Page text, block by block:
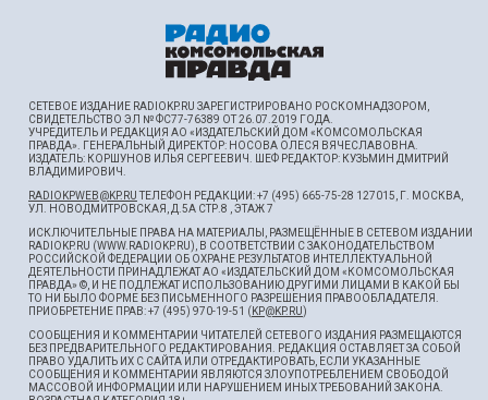
СЕТЕВОЕ ИЗДАНИЕ RADIOKP.RU ЗАРЕГИСТРИРОВАНО РОСКОМНАДЗОРОМ,
СВИДЕТЕЛЬСТВО ЭЛ № ФС77-76389 ОТ 26.07.2019 ГОДА.
УЧРЕДИТЕЛЬ И РЕДАКЦИЯ АО «ИЗДАТЕЛЬСКИЙ ДОМ «КОМСОМОЛЬСКАЯ
ПРАВДА». ГЕНЕРАЛЬНЫЙ ДИРЕКТОР: НОСОВА ОЛЕСЯ ВЯЧЕСЛАВОВНА.
ИЗДАТЕЛЬ: КОРШУНОВ ИЛЬЯ СЕРГЕЕВИЧ. ШEФ РЕДАКТОР: КУЗЬМИН ДМИТРИЙ
ВЛАДИМИРОВИЧ.
RADIOKPWEB@KP.RUТЕЛЕФОН РЕДАКЦИИ: +7 (495) 665-75-28 127015, Г. МОСКВА,
УЛ. НОВОДМИТРОВСКАЯ, Д.5А СТР.8 , ЭТАЖ 7
ИСКЛЮЧИТЕЛЬНЫЕ ПРАВА НА МАТЕРИАЛЫ, РАЗМЕЩЁННЫЕ В СЕТЕВОМ ИЗДАНИИ
RADIOKP.RU (WWW.RADIOKP.RU), В СООТВЕТСТВИИ С ЗАКОНОДАТЕЛЬСТВОМ
РОССИЙСКОЙ ФЕДЕРАЦИИ ОБ ОХРАНЕ РЕЗУЛЬТАТОВ ИНТЕЛЛЕКТУАЛЬНОЙ
ДЕЯТЕЛЬНОСТИ ПРИНАДЛЕЖАТ АО «ИЗДАТЕЛЬСКИЙ ДОМ «КОМСОМОЛЬСКАЯ
ПРАВДА» ©, И НЕ ПОДЛЕЖАТ ИСПОЛЬЗОВАНИЮ ДРУГИМИ ЛИЦАМИ В КАКОЙ БЫ
ТО НИ БЫЛО ФОРМЕ БЕЗ ПИСЬМЕННОГО РАЗРЕШЕНИЯ ПРАВООБЛАДАТЕЛЯ.
ПРИОБРЕТЕНИЕ ПРАВ: +7 (495) 970-19-51 ( KP@KP.RU)
СООБЩЕНИЯ И КОММЕНТАРИИ ЧИТАТЕЛЕЙ СЕТЕВОГО ИЗДАНИЯ РАЗМЕЩАЮТСЯ
БЕЗ ПРЕДВАРИТЕЛЬНОГО РЕДАКТИРОВАНИЯ. РЕДАКЦИЯ ОСТАВЛЯЕТ ЗА СОБОЙ
ПРАВО УДАЛИТЬ ИХ С САЙТА ИЛИ ОТРЕДАКТИРОВАТЬ, ЕСЛИ УКАЗАННЫЕ
СООБЩЕНИЯ И КОММЕНТАРИИ ЯВЛЯЮТСЯ ЗЛОУПОТРЕБЛЕНИЕМ СВОБОДОЙ
МАССОВОЙ ИНФОРМАЦИИ ИЛИ НАРУШЕНИЕМ ИНЫХ ТРЕБОВАНИЙ ЗАКОНА.